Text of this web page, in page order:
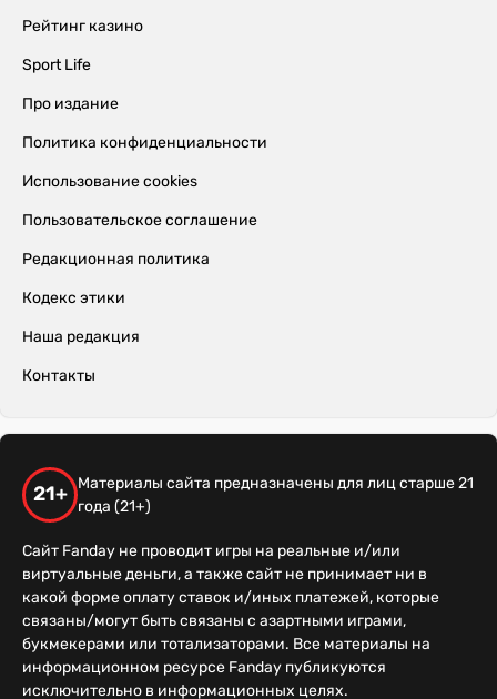
Рейтинг казино
Sport Life
Про издание
Политика конфиденциальности
Использование cookies
Пользовательское соглашение
Редакционная политика
Кодекс этики
Наша редакция
Контакты
21+
Материалы сайта предназначены для лиц старше 21
года (21+)
Сайт Fanday не проводит игры на реальные и/или
виртуальные деньги, а также сайт не принимает ни в
какой форме оплату ставок и/иных платежей, которые
связаны/могут быть связаны с азартными играми,
букмекерами или тотализаторами. Все материалы на
информационном ресурсе Fanday публикуются
исключительно в информационных целях.